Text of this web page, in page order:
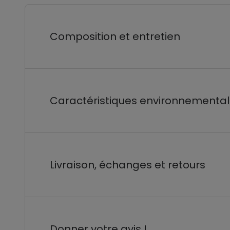
Composition et entretien
Caractéristiques
Livraison, échanges et retours